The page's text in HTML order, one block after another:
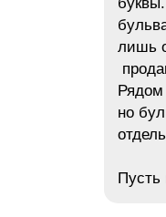
лишь
Рядом
но
Пусть